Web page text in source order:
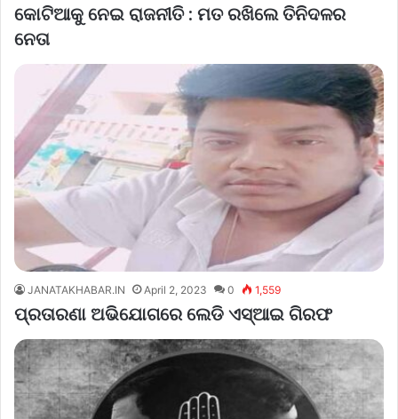
କୋଟିଆକୁ ନେଇ ରାଜନୀତି : ମତ ରଖିଲେ ତିନିଦଳର
ନେତା
JANATAKHABAR.IN April 2, 2023 0 1,559
ପ୍ରତାରଣା ଅଭିଯୋଗରେ ଲେଡି ଏସ୍‌ଆଇ ଗିରଫ